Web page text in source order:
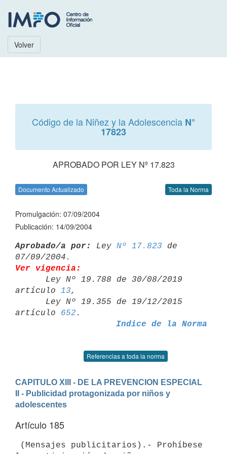
Volver
Código de la Niñez y la Adolescencia N°
17823
APROBADO POR LEY Nº 17.823
Documento Actualizado Toda la Norma
Promulgación: 07/09/2004
Publicación: 14/09/2004
Aprobado/a por: Ley Nº 17.823 de
Ver vigencia:
artículo 13,
artículo 652
Indice de la Norma
Referencias a toda la norma
CAPITULO XIII - DE LA PREVENCION ESPECIAL
II - Publicidad protagonizada por niños y
adolescentes
Artículo 185